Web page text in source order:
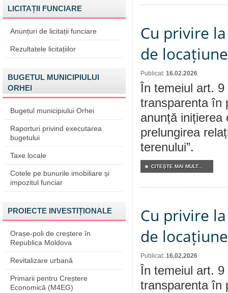
LICITAȚII FUNCIARE
Anunțuri de licitații funciare
Rezultatele licitațiilor
BUGETUL MUNICIPIULUI
ORHEI
Bugetul municipiului Orhei
Raporturi privind executarea
bugetului
Taxe locale
Cotele pe bunurile imobiliare și
impozitul funciar
PROIECTE INVESTIȚIONALE
Orașe-poli de creștere în
Republica Moldova
Revitalizare urbană
Primarii pentru Creștere
Economică (M4EG)
Cu privire
de
Publicat: 16.02.2026
În temeiul art.
transparenta în
anunță inițierea
prelungirea
terenului”.
CITEŞTE MAI MULT...
Cu privire
de
Publicat: 16.02.2026
În temeiul art.
transparenta în